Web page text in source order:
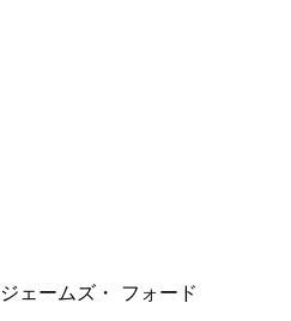
ジェームズ・ フォード